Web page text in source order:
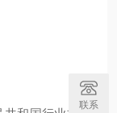
联系